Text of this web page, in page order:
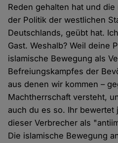
Reden gehalten hat und
der Politik der westlichen
Deutschlands, geübt hat.
Gast. Weshalb? Weil deine
islamische Bewegung als
Befreiungskampfes der
aus denen wir kommen –
Machtherrschaft versteht,
auch du es so. Ihr bewertet
dieser Verbrecher als
Die islamische Bewegung